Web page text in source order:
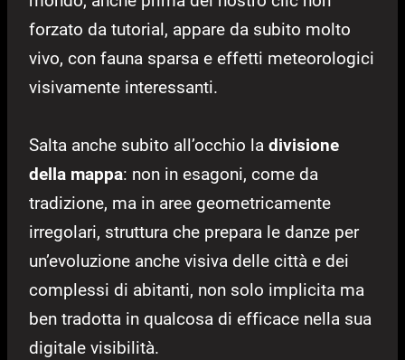
forzato da tutorial, appare da subito molto
vivo, con fauna sparsa e effetti meteorologici
visivamente interessanti.
Salta anche subito all’occhio la divisione
della mappa: non in esagoni, come da
tradizione, ma in aree geometricamente
irregolari, struttura che prepara le danze per
un’evoluzione anche visiva delle città e dei
complessi di abitanti, non solo implicita ma
ben tradotta in qualcosa di efficace nella sua
digitale visibilità.